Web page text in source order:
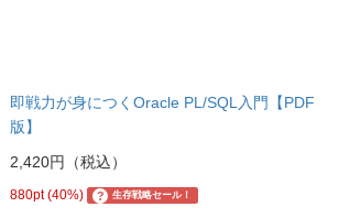
即戦力が身につくOracle PL/SQL入門【PDF
版】
2,420円（税込）
880pt (40%) ? 生存戦略セール！